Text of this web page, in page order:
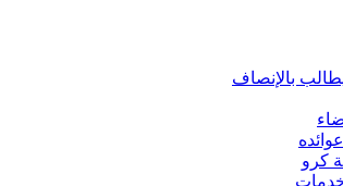
بالإنصاف